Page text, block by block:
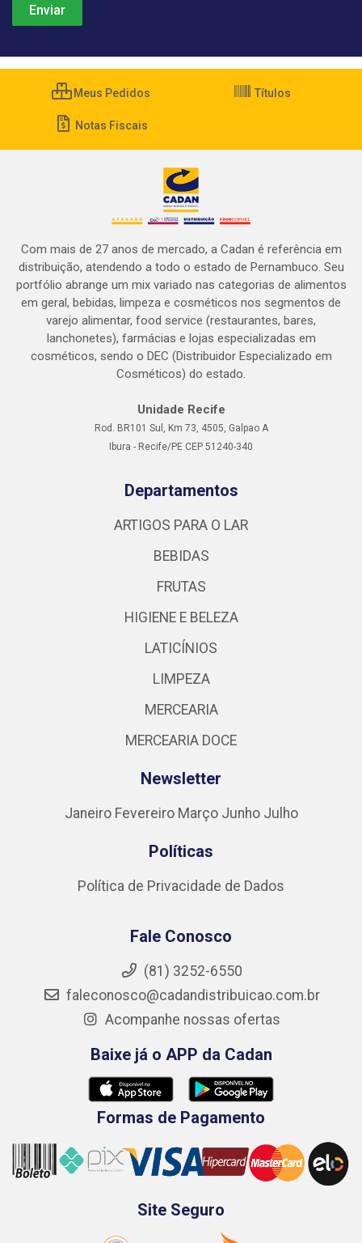
Meus Pedidos Títulos
Notas Fiscais
Com mais de 27 anos de mercado, a Cadan é referência em
distribuição, atendendo a todo o estado de Pernambuco. Seu
portfólio abrange um mix variado nas categorias de alimentos
em geral, bebidas, limpeza e cosméticos nos segmentos de
varejo alimentar, food service (restaurantes, bares,
lanchonetes), farmácias e lojas especializadas em
cosméticos, sendo o DEC (Distribuidor Especializado em
Cosméticos) do estado.
Unidade Recife
Rod. BR101 Sul, Km 73, 4505, Galpao A
Ibura - Recife/PE CEP 51240-340
Departamentos
ARTIGOS PARA O LAR
BEBIDAS
FRUTAS
HIGIENE E BELEZA
LATICÍNIOS
LIMPEZA
MERCEARIA
MERCEARIA DOCE
Newsletter
Janeiro Fevereiro Março Junho Julho
Políticas
Política de Privacidade de Dados
Fale Conosco
(81) 3252-6550
faleconosco@cadandistribuicao.com.br
Acompanhe nossas ofertas
Baixe já o APP da Cadan
Formas de Pagamento
Site Seguro